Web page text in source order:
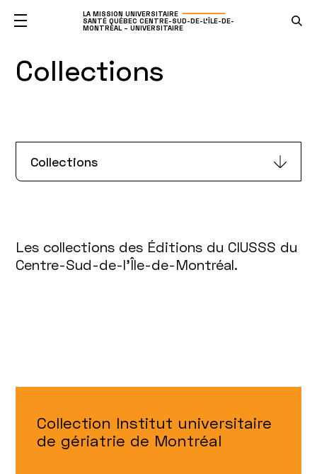
LA MISSION UNIVERSITAIRE
SANTÉ QUÉBEC CENTRE-SUD-DE-L'ÎLE-DE-
MONTRÉAL – UNIVERSITAIRE
Collections
Collections
Les collections des Éditions du CIUSSS du
Centre-Sud-de-l’Île-de-Montréal.
Collection Institut universitaire
de gériatrie de Montréal